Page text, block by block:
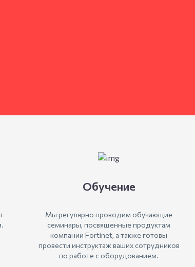
Обучение
Мы регулярно проводим обучающие
семинары, посвященные продуктам
компании Fortinet, а также готовы
провести инструктаж ваших сотрудников
по работе с оборудованием.